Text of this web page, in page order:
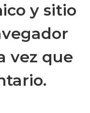
y sitio
vez que